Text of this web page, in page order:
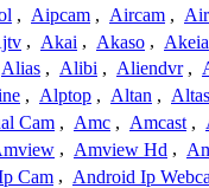
, Aipcam , Aircam ,
, Akai , Akaso , Akeia
Alias , Alibi , Aliendvr ,
, Alptop , Altan ,
Cam , Amc , Amcast ,
, Amview Hd ,
Cam , Android Ip